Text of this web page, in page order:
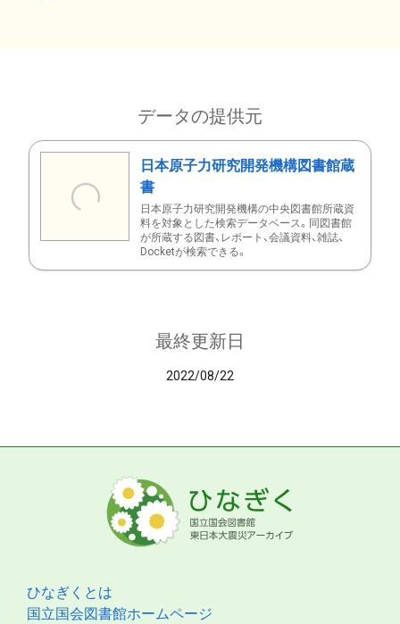
データの提供元
日本原子力研究開発機構図書館蔵
書
日本原子力研究開発機構の中央図書館所蔵資
料を対象とした検索データベース。同図書館
が所蔵する図書、レポート、会議資料、雑誌、
Docketが検索できる。
最終更新日
2022/08/22
ひなぎくとは
国立国会図書館ホームページ